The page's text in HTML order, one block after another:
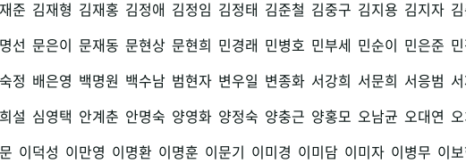
준 김재형 김재홍 김정애 김정임 김정태 김준철 김중구 김지용 김지자
선 문은이 문재동 문현상 문현희 민경래 민병호 민부세 민순이 민은준
정 배은영 백명원 백수남 범현자 변우일 변종화 서강희 서문희 서응범
설 심영택 안계춘 안명숙 양영화 양정숙 양충근 양홍모 오남균 오대연
이덕성 이만영 이명환 이명훈 이문기 이미경 이미담 이미자 이병무 이